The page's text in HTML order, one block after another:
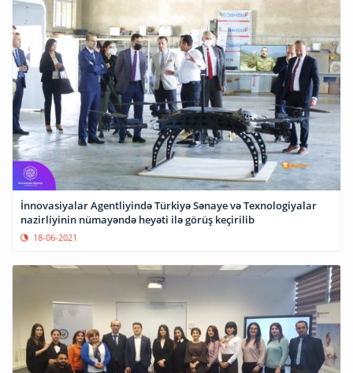
İnnovasiyalar Agentliyində Türkiyə Sənaye və Texnologiyalar
nazirliyinin nümayəndə heyəti ilə görüş keçirilib
18-06-2021